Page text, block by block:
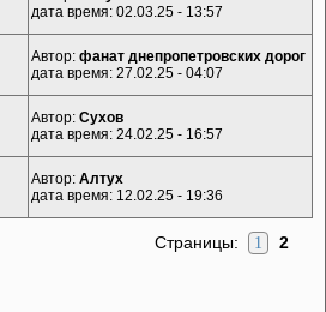
дата время: 02.03.25 - 13:57
Автор: фанат днепропетровских дорог
дата время: 27.02.25 - 04:07
Автор: Сухов
дата время: 24.02.25 - 16:57
Автор: Алтух
дата время: 12.02.25 - 19:36
Страницы: 1 2